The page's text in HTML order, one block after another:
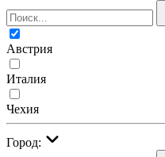
Австрия
Италия
Чехия
Город: